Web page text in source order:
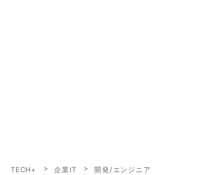
TECH+ 企業IT
開発/エンジニア